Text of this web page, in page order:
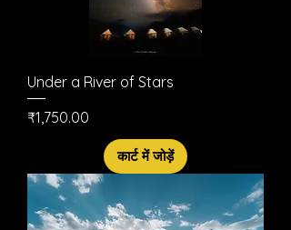
Under a River of Stars
मूल्य
₹1,750.00
कार्ट में जोड़ें